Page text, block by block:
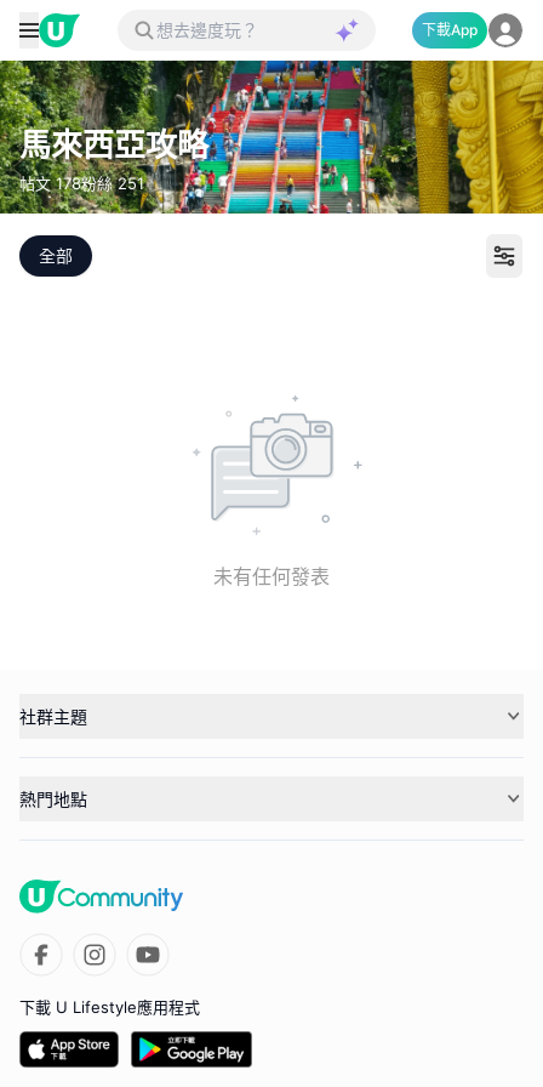
下載App
馬來西亞攻略
帖文178粉絲251
全部 打
未有任何發表
社群主題
熱門地點
下載 U Lifestyle應用程式